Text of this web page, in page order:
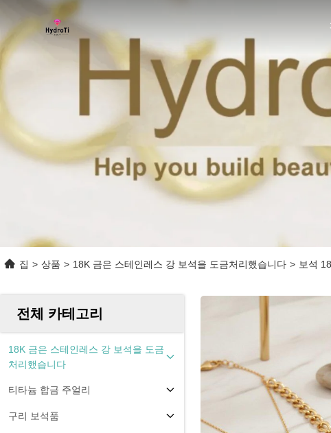
집 > 상품 > 18K 금은 스테인레스 강 보석을 도금처리했습니다 > 보석
전체 카테고리
18K 금은 스테인레스 강 보석을 도금
처리했습니다
티타늄 합금 주얼리
구리 보석품